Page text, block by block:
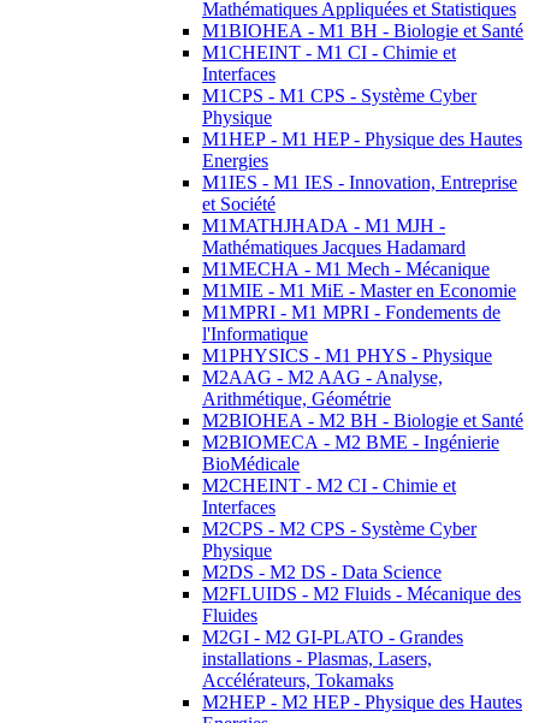
Mathématiques Appliquées et Statistiques
M1BIOHEA - M1 BH - Biologie et Santé
M1CHEINT - M1 CI - Chimie et
Interfaces
M1CPS - M1 CPS - Système Cyber
Physique
M1HEP - M1 HEP - Physique des Hautes
Energies
M1IES - M1 IES - Innovation, Entreprise
et Société
M1MATHJHADA - M1 MJH -
Mathématiques Jacques Hadamard
M1MECHA - M1 Mech - Mécanique
M1MIE - M1 MiE - Master en Economie
M1MPRI - M1 MPRI - Fondements de
l'Informatique
M1PHYSICS - M1 PHYS - Physique
M2AAG - M2 AAG - Analyse,
Arithmétique, Géométrie
M2BIOHEA - M2 BH - Biologie et Santé
M2BIOMECA - M2 BME - Ingénierie
BioMédicale
M2CHEINT - M2 CI - Chimie et
Interfaces
M2CPS - M2 CPS - Système Cyber
Physique
M2DS - M2 DS - Data Science
M2FLUIDS - M2 Fluids - Mécanique des
Fluides
M2GI - M2 GI-PLATO - Grandes
installations - Plasmas, Lasers,
Accélérateurs, Tokamaks
M2HEP - M2 HEP - Physique des Hautes